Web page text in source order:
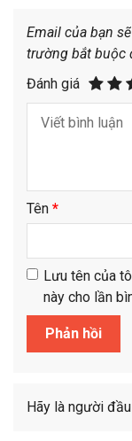
Email của bạn
trường bắt buộc
Đánh giá
Tên *
Lưu tên của
này cho lần
Hãy là người